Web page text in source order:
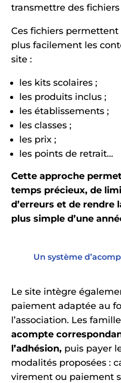
transmettre des fichiers
Ces fichiers
plus facilement les
site :
les kits scolaires ;
les produits inclus ;
les établissements ;
les classes ;
les prix ;
les points de retrait…
Cette approche
temps précieux, de
d’erreurs et de rendre
plus simple d’une
Un système
Le site intègre
paiement adaptée au
l’association. Les
acompte
l’adhésion, puis payer
modalités proposées :
virement ou paiement